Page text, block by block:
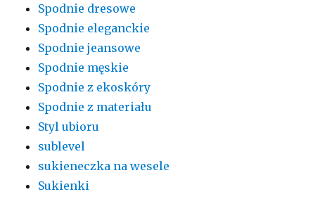
Spodnie dresowe
Spodnie eleganckie
Spodnie jeansowe
Spodnie męskie
Spodnie z ekoskóry
Spodnie z materiału
Styl ubioru
sublevel
sukieneczka na wesele
Sukienki